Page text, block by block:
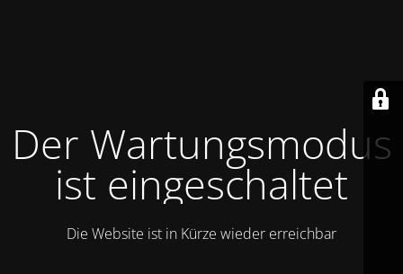
Der Wartungsmodus
ist eingeschaltet
Die Website ist in Kürze wieder erreichbar